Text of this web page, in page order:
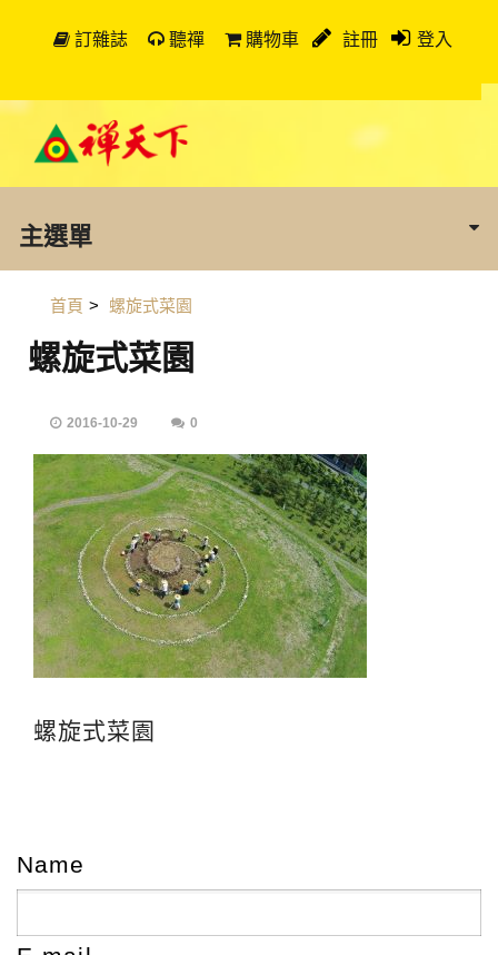
訂雜誌 聽禪 購物車 註冊 登入
主選單
首頁 > 螺旋式菜園
螺旋式菜園
2016-10-29 0
螺旋式菜園
Name